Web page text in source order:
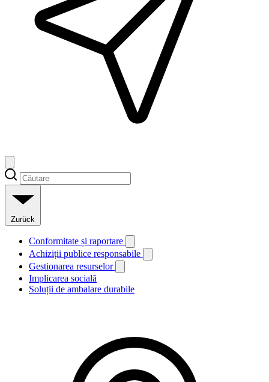
Zurück
Conformitate și raportare
Achiziții publice responsabile
Gestionarea resurselor
Implicarea socială
Soluții de ambalare durabile